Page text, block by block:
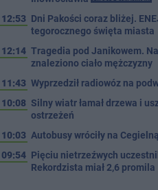
12:53 Dni Pakości coraz bliżej.
tegorocznego święta miasta
12:14 Tragedia pod Janikowem.
znaleziono ciało mężczyzny
11:43 Wyprzedził radiowóz na
10:08 Silny wiatr łamał drzewa i
ostrzeżeń
10:03 Autobusy wróciły na
09:54 Pięciu nietrzeźwych
Rekordzista miał 2,6 promila